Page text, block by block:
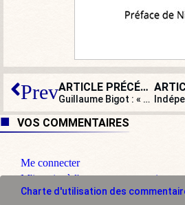
Prev ARTICLE PRÉCÉDENT
Guillaume Bigot : « Emmanuel Macron, un roi nu ? »
VOS COMMENTAIRES
Me connecter
M'inscrire à l'espace commentaire
Charte d'utilisation des